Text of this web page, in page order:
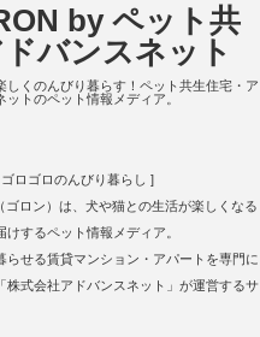
by ペット共
バンスネット
しくのんびり暮らす！ペット共生住宅・ア
ットのペット情報メディア。
ロゴロのんびり暮らし ]
ゴロン）は、犬や猫との生活が楽しくなる
けするペット情報メディア。
らせる賃貸マンション・アパートを専門に
株式会社アドバンスネット」が運営するサ